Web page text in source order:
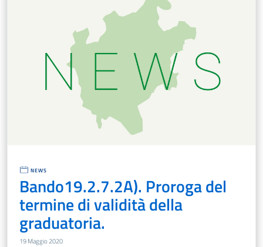
NEWS
Bando19.2.7.2A). Proroga del
termine di validità della
graduatoria.
19 Maggio 2020